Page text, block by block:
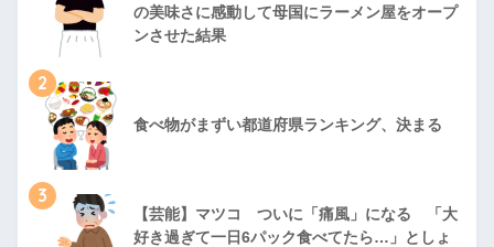
の美味さに感動して母国にラーメン屋をオープ
ンさせた結果
2
食べ物がまずい都道府県ランキング、決まる
3
【芸能】マツコ ついに「痛風」になる 「大
好き過ぎて一日6パック食べてたら…」としょ